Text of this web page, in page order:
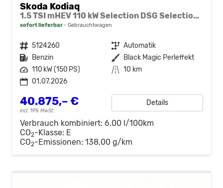
Skoda Kodiaq
1.5 TSI mHEV 110 kW Selection DSG Selection, AHK, Navi, Side, Kamera, Winter, 4 J.- Garantie
sofort lieferbar Gebrauchtwagen
Fahrzeugnr. 5124260 Getriebe Automatik
Kraftstoff Benzin Außenfarbe Black Magic Perleffekt
Leistung 110 kW (150 PS) Kilometerstand 10 km
01.07.2026
40.875,– €
incl. 19% MwSt.
Details
Verbrauch kombiniert: 6,00 l/100km
CO2-Klasse: E
CO2-Emissionen: 138,00 g/km